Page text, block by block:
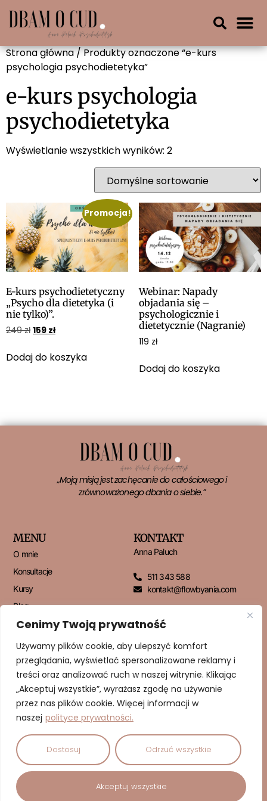
Cenimy Twoją prywatność
Używamy plików cookie, aby ulepszyć komfort
przeglądania, wyświetlać spersonalizowane reklamy i
treści oraz analizować ruch w naszej witrynie. Klikając
„Akceptuj wszystkie”, wyrażasz zgodę na używanie
przez nas plików cookie. Więcej informacji w
naszej polityce prywatności.
Dostosuj Odrzuć wszystkie
Akceptuj wszystkie
Strona główna/ Produkty oznaczone “e-kurs
psychologia psychodietetyka”
e-kurs psychologia
psychodietetyka
Wyświetlanie wszystkich wyników: 2
Promocja!
E-kurs psychodietetyczny
„Psycho dla dietetyka (i
nie tylko)”.
249zł 159 zł
Dodaj do koszyka
Webinar: Napady
objadania się –
psychologicznie i
dietetycznie (Nagranie)
119 zł
Dodaj do koszyka
„Moją misją jest zachęcanie do całościowego i
zrównoważonego dbania o siebie.”
MENU
O mnie
Konsultacje
Kursy
Blog
Kontakt
KONTAKT
Anna Paluch
511 343 588
kontakt@flowbyania.com
NEWSLETTER
ZAPISUJĘ SIĘ!
© 2026 Dbam o Cud | Anna Paluch – Psychodietetyk | Wszelkie